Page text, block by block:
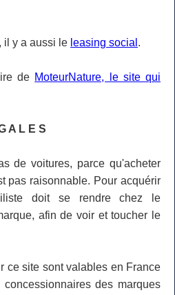
il y a aussi le leasing social .
de MoteurNature, le site qui
A L E S
de voitures, parce qu'acheter
pas raisonnable. Pour acquérir
doit se rendre chez le
afin de voir et toucher le
ce site sont valables en France
des marques